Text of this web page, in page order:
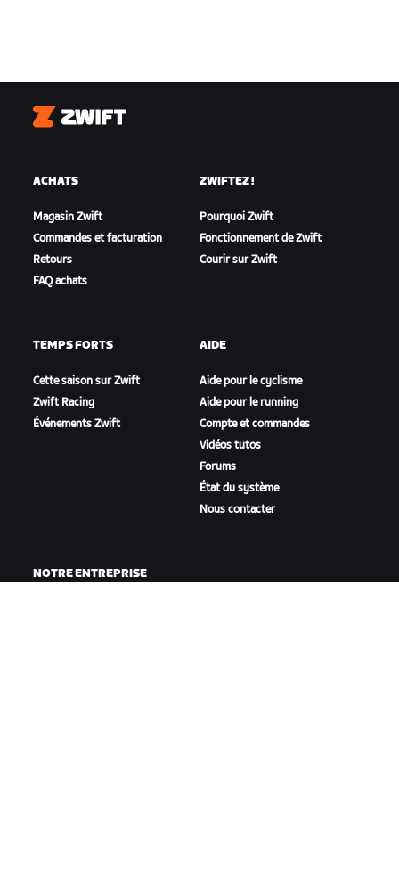
Zwift
ACHATS
Magasin Zwift
Commandes et facturation
Retours
FAQ achats
ZWIFTEZ !
Pourquoi Zwift
Fonctionnement de Zwift
Courir sur Zwift
TEMPS FORTS
Cette saison sur Zwift
Zwift Racing
Événements Zwift
AIDE
Aide pour le cyclisme
Aide pour le running
Compte et commandes
Vidéos tutos
Forums
État du système
Nous contacter
NOTRE ENTREPRISE